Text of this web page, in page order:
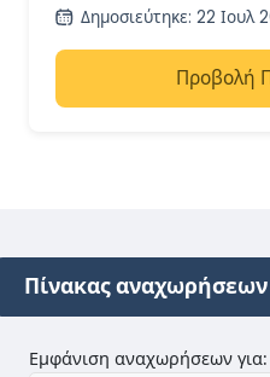
Δημοσιεύτηκε: 22 Ιουλ
Προβολή
Πίνακας αναχωρήσεων
Εμφάνιση αναχωρήσεων για: